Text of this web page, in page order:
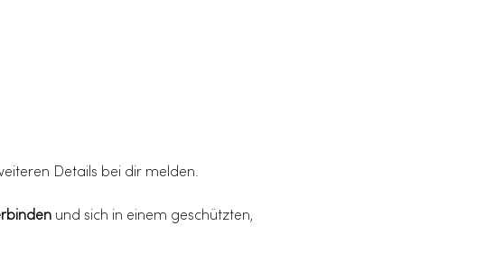
Details bei dir melden.
und sich in einem geschützten,